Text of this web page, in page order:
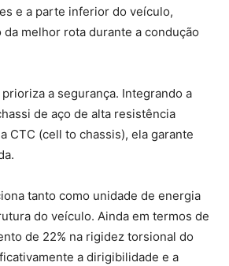
e a parte inferior do veículo,
melhor rota durante a condução
a segurança. Integrando a
de aço de alta resistência
CTC (cell to chassis), ela garante
tanto como unidade de energia
do veículo. Ainda em termos de
de 22% na rigidez torsional do
a dirigibilidade e a